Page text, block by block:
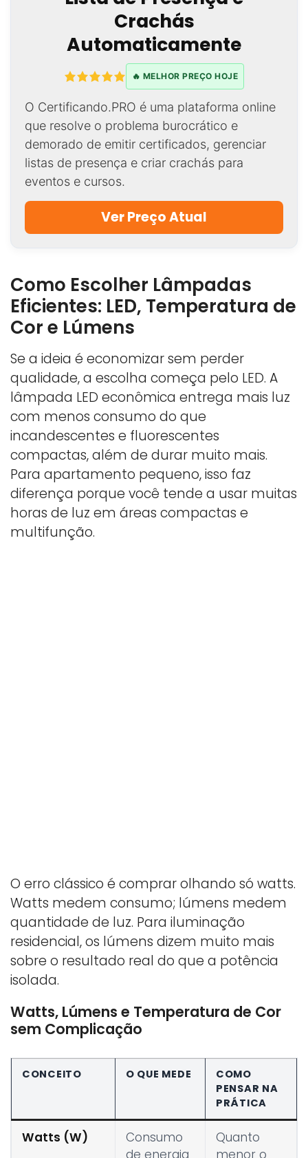
Crachás
Automaticamente
🔥 MELHOR PREÇO HOJE
O Certificando.PRO é uma plataforma online
que resolve o problema burocrático e
demorado de emitir certificados, gerenciar
listas de presença e criar crachás para
eventos e cursos.
Ver Preço Atual
Como Escolher Lâmpadas
Eficientes: LED, Temperatura de
Cor e Lúmens
Se a ideia é economizar sem perder
qualidade, a escolha começa pelo LED. A
lâmpada LED econômica entrega mais luz
com menos consumo do que
incandescentes e fluorescentes
compactas, além de durar muito mais.
Para apartamento pequeno, isso faz
diferença porque você tende a usar muitas
horas de luz em áreas compactas e
multifunção.
O erro clássico é comprar olhando só watts.
Watts medem consumo; lúmens medem
quantidade de luz. Para iluminação
residencial, os lúmens dizem muito mais
sobre o resultado real do que a potência
isolada.
Watts, Lúmens e Temperatura de Cor
sem Complicação
CONCEITO O QUE MEDE
COMO
PENSAR NA
PRÁTICA
Watts (W)
Consumo
de energia
Quanto
menor o